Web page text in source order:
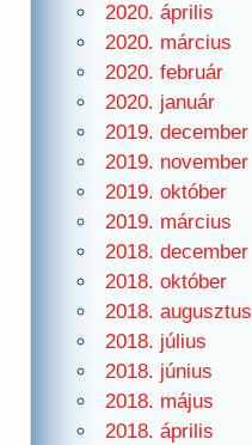
2020. április
2020. március
2020. február
2020. január
2019. december
2019. november
2019. október
2019. március
2018. december
2018. október
2018. augusztus
2018. július
2018. június
2018. május
2018. április